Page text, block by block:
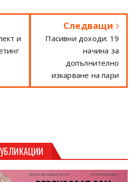
и
Следващи
Пасивни доходи: 19
начина за
допълнително
изкарване на пари